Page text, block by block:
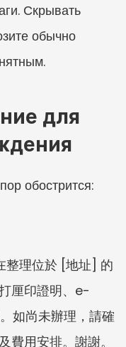
Скрывать
обычно
для
обострится:
整理位於 [地址] 的
厘印證明、e-
如尚未辦理，請確
費用安排。謝謝。